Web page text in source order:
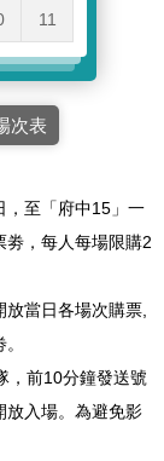
11
次表
，至「府中15」一
劵，每人每場限購2
當日各場次購票,
，前10分鐘發送號
放入場。為避免影